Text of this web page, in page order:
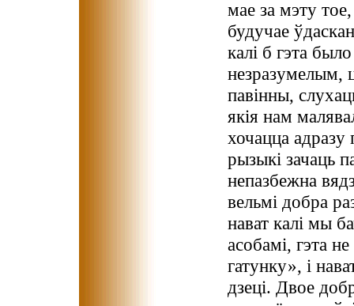
мае за мэту
будучае
калі б гэта
незразумелым,
павінны,
якія нам
хочацца адразу
рызыкі зачаць
непазбежна
вельмі добра
нават калі мы
асобамі, гэта
гатунку», і
дзеці. Двое